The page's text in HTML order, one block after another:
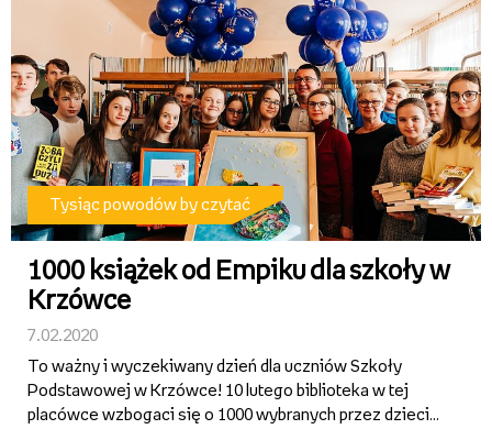
Tysiąc powodów by czytać
1000 książek od Empiku dla szkoły w
Krzówce
7.02.2020
To ważny i wyczekiwany dzień dla uczniów Szkoły
Podstawowej w Krzówce! 10 lutego biblioteka w tej
placówce wzbogaci się o 1000 wybranych przez dzieci